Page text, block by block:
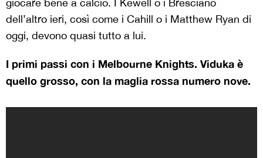
dell’altro ieri, così come i Cahill o i Matthew Ryan di
oggi, devono quasi tutto a lui.
I primi passi con i Melbourne Knights. Viduka è
quello grosso, con la maglia rossa numero nove.